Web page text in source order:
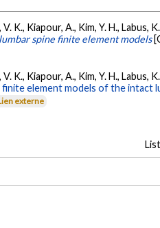
Kiapour, A., Kim, Y. H., Labus,
spine finite element models
Kiapour, A., Kim, Y. H., Labus,
element models of the intact
externe